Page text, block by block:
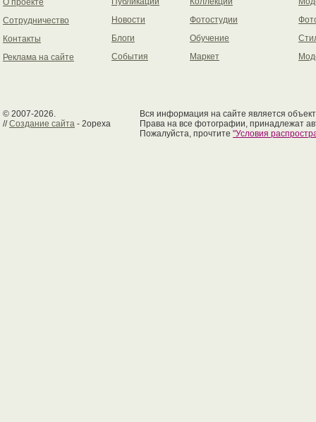
О проекте
Сотрудничество
Контакты
Реклама на сайте
Новости
Блоги
События
Фотостудии
Обучение
Маркет
© 2007-2026.
//Создание сайта - 2opexa
Вся информация на сайте является
Права на все фотографии, принадлежат
Пожалуйста, прочтите "Условия